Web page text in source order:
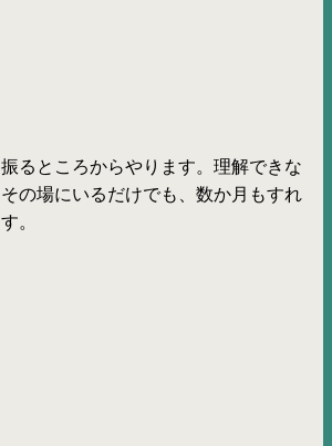
るところからやります。理解できな
の場にいるだけでも、数か月もすれ
。